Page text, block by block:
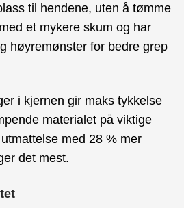
til hendene, uten å tømme
et mykere skum og har
høyremønster for bedre grep
i kjernen gir maks tykkelse
materialet på viktige
med 28 % mer
det mest.